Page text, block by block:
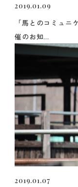
2019.01.09
「馬とのコミュ
催のお知...
2019.01.07